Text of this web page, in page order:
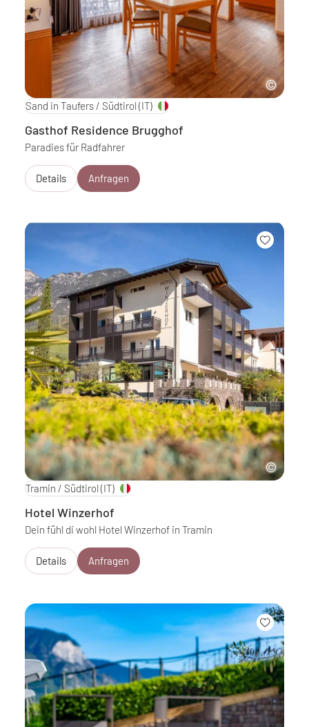
Sand in Taufers / Südtirol (IT)
Gasthof Residence Brugghof
Paradies für Radfahrer
Details Anfragen
Tramin / Südtirol (IT)
Hotel Winzerhof
Dein fühl di wohl Hotel Winzerhof in Tramin
Details Anfragen